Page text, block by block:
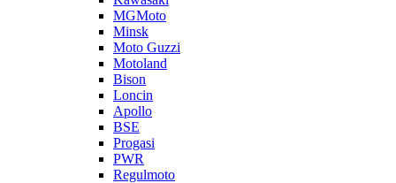
MGMoto
Minsk
Moto Guzzi
Motoland
Bison
Loncin
Apollo
BSE
Progasi
PWR
Regulmoto